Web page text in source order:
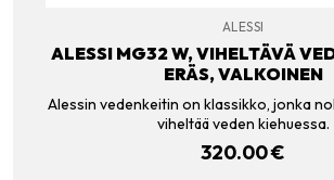
ALESSI
ALESSI MG32 W, VIHELTÄVÄ
ERÄS, VALKOINEN
Alessin vedenkeitin on klassikko, jonka
viheltää veden kiehuessa.
320.00€